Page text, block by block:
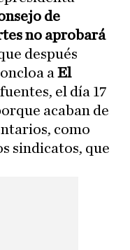
de
no aprobará
después
a El
el día 17
acaban de
como
sindicatos, que